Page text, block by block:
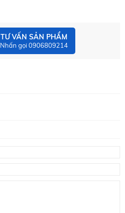
TƯ VẤN SẢN PHẨM
Nhấn gọi 0906809214